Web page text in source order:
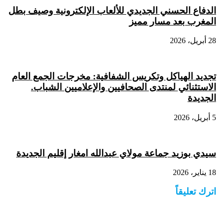
الدفاع الحسني الجديدي للألعاب الإلكترونية وصيف بطل
المغرب بعد مسار مميز
28 أبريل، 2026
تجديد الهياكل وتكريس الشفافية: مخرجات الجمع العام
الاستثنائي لمنتدى الصحافيين والإعلاميين الشباب.
الجديدة
5 أبريل، 2026
سيدي بوزيد جماعة مولاي عبدالله امغار إقليم الجديدة
18 يناير، 2026
اترك تعليقاً